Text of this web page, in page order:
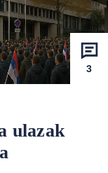
3
ulazak